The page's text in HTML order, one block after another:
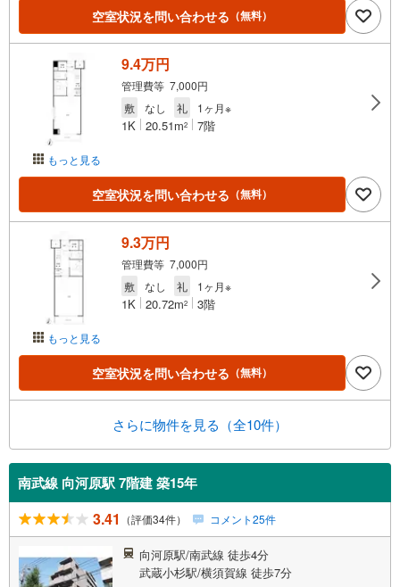
空室状況を問い合わせる （無料）
もっと見る
9.4万円
管理費等 7,000円
敷
なし 礼 1ヶ月※
1K 20.51m2 7階
空室状況を問い合わせる （無料）
もっと見る
9.3万円
管理費等 7,000円
敷
なし 礼 1ヶ月※
1K 20.72m2 3階
空室状況を問い合わせる （無料）
さらに物件を見る（全10件）
南武線 向河原駅 7階建 築15年
3.41 （評価34件） コメント25件
向河原駅/南武線 徒歩4分
武蔵小杉駅/横須賀線 徒歩7分